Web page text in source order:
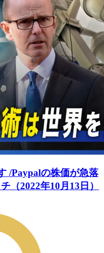
/Paypalの株価が急落
（2022年10月13日）